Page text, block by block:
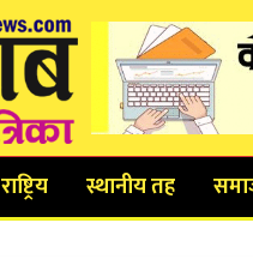
राष्ट्रिय स्थानीय तह